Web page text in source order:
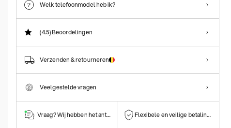
Welk telefoonmodel heb ik?
(4.5)Beoordelingen
Verzenden & retourneren
Veelgestelde vragen
Vraag? Wij hebben het antwoord! Flexibele en veilige betalingen